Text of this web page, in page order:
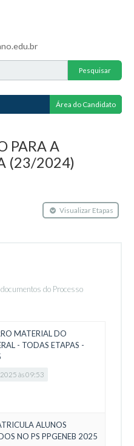
Área do Candidato
PARA A
(23/2024)
Visualizar Etapas
do Processo
MATERIAL DO
- TODAS ETAPAS -
às 09:53
ALUNOS
NO PS PPGENEB 2025